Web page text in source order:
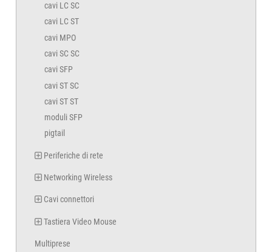
cavi LC SC
cavi LC ST
cavi MPO
cavi SC SC
cavi SFP
cavi ST SC
cavi ST ST
moduli SFP
pigtail
Periferiche di rete
Networking Wireless
Cavi connettori
Tastiera Video Mouse
Multiprese